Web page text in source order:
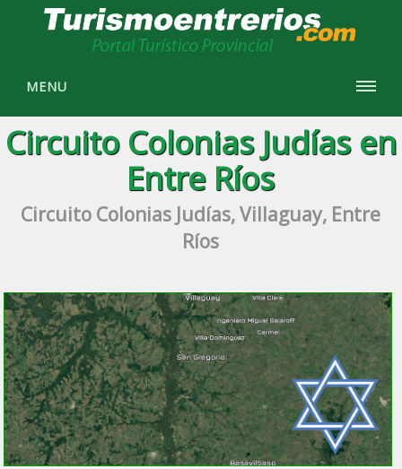
MENU
Circuito Colonias Judías en
Entre Ríos
Circuito Colonias Judías, Villaguay, Entre
Ríos